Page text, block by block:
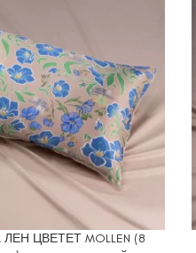
ЛЕН ЦВЕТЕТ MOLLEN (8